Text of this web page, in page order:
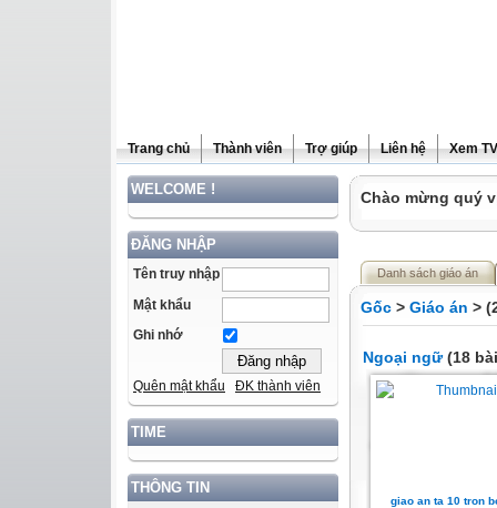
Trang chủ Thành viên Trợ giúp Liên hệ Xem TV
WELCOME !
ĐĂNG NHẬP
Tên truy nhập
Mật khẩu
Ghi nhớ
Quên mật khẩu ĐK thành viên
TIME
THÔNG TIN
Chào mừng quý
Danh sách giáo án
Gốc > Giáo án >
Ngoại ngữ(18
giao an ta 10 tron